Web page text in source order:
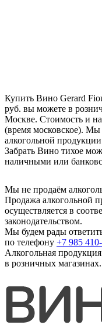
Купить Вино Gerard
руб. вы можете в
Москве. Стоимость и
(время московское). Мы
алкогольной
Забрать Вино тихое
наличными или
Мы не продаём
Продажа алкогольной
осуществляется в
законодательством.
Мы будем рады
по телефону +7 985
Алкогольная
в розничных магазинах.